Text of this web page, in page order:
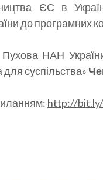
ЄС в
до програмних
НАН
суспільства»
http://